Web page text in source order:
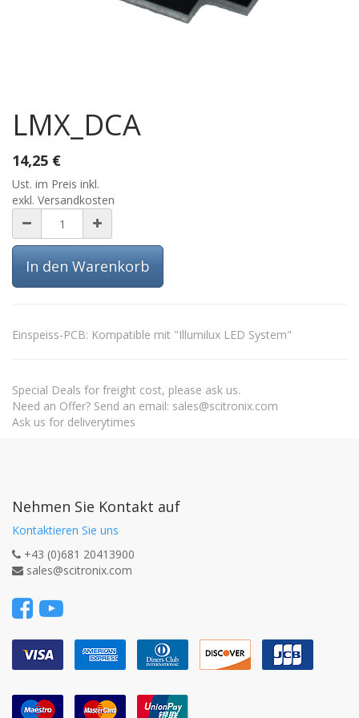
LMX_DCA
14,25 €
Ust. im Preis inkl.
exkl. Versandkosten
In den Warenkorb
Einspeiss-PCB: Kompatible mit "Illumilux LED System"
Special Deals for freight cost, please ask us.
Need an Offer? Send an email: sales@scitronix.com
Ask us for deliverytimes
Nehmen Sie Kontakt auf
Kontaktieren Sie uns
+43 (0)681 20413900
sales@scitronix.com